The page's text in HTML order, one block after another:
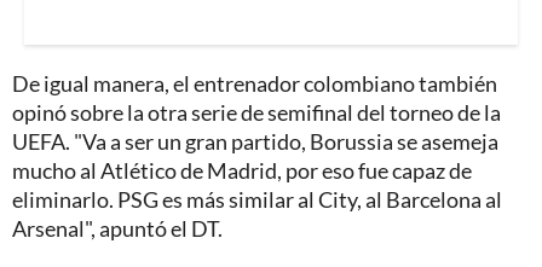
De igual manera, el entrenador colombiano también
opinó sobre la otra serie de semifinal del torneo de la
UEFA. "Va a ser un gran partido, Borussia se asemeja
mucho al Atlético de Madrid, por eso fue capaz de
eliminarlo. PSG es más similar al City, al Barcelona al
Arsenal", apuntó el DT.